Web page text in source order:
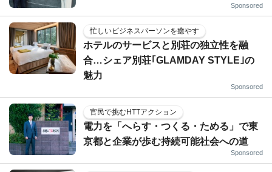
Sponsored
忙しいビジネスパーソンを癒やす
ホテルのサービスと別荘の独立性を融
合…シェア別荘｢GLAMDAY STYLE｣の
魅力
Sponsored
官民で挑むHTTアクション
電力を「へらす・つくる・ためる」で東
京都と企業が歩む持続可能社会への道
Sponsored